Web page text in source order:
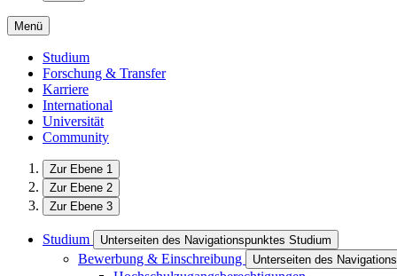
Menü
Studium
Forschung & Transfer
Karriere
International
Universität
Community
Zur Ebene 1
Zur Ebene 2
Zur Ebene 3
Studium Unterseiten des Navigationspunktes Studium
Bewerbung & Einschreibung Unterseiten des